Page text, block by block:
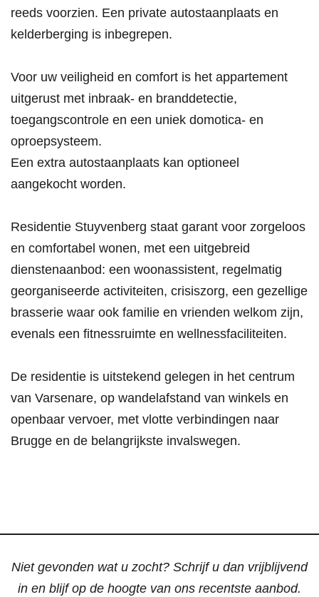
reeds voorzien. Een private autostaanplaats en
kelderberging is inbegrepen.
Voor uw veiligheid en comfort is het appartement
uitgerust met inbraak- en branddetectie,
toegangscontrole en een uniek domotica- en
oproepsysteem.
Een extra autostaanplaats kan optioneel
aangekocht worden.
Residentie Stuyvenberg staat garant voor zorgeloos
en comfortabel wonen, met een uitgebreid
dienstenaanbod: een woonassistent, regelmatig
georganiseerde activiteiten, crisiszorg, een gezellige
brasserie waar ook familie en vrienden welkom zijn,
evenals een fitnessruimte en wellnessfaciliteiten.
De residentie is uitstekend gelegen in het centrum
van Varsenare, op wandelafstand van winkels en
openbaar vervoer, met vlotte verbindingen naar
Brugge en de belangrijkste invalswegen.
Niet gevonden wat u zocht? Schrijf u dan vrijblijvend
in en blijf op de hoogte van ons recentste aanbod.